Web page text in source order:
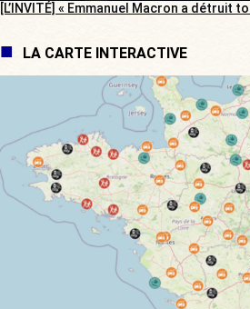
[L’INVITÉ] « Emmanuel Macron a détruit
LA CARTE INTERACTIVE